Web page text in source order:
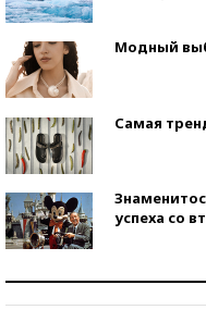
Модный
Самая
успеха со